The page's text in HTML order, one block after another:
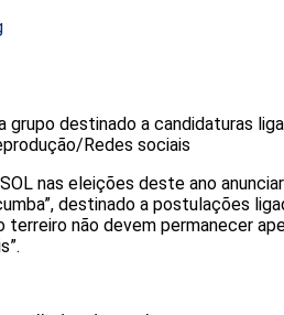
grupo destinado a candidaturas
Redes sociais
nas eleições deste ano
destinado a postulações
terreiro não devem permanecer